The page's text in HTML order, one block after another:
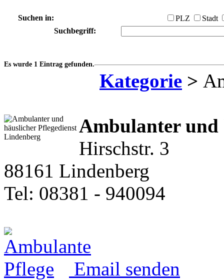
Suchen in: PLZ
Stadt
Suchbegriff:
Es wurde 1 Eintrag gefunden.
Kategorie >
Ambulanter und
Hirschstr. 3
88161 Lindenberg
Tel: 08381 - 940094
Email senden